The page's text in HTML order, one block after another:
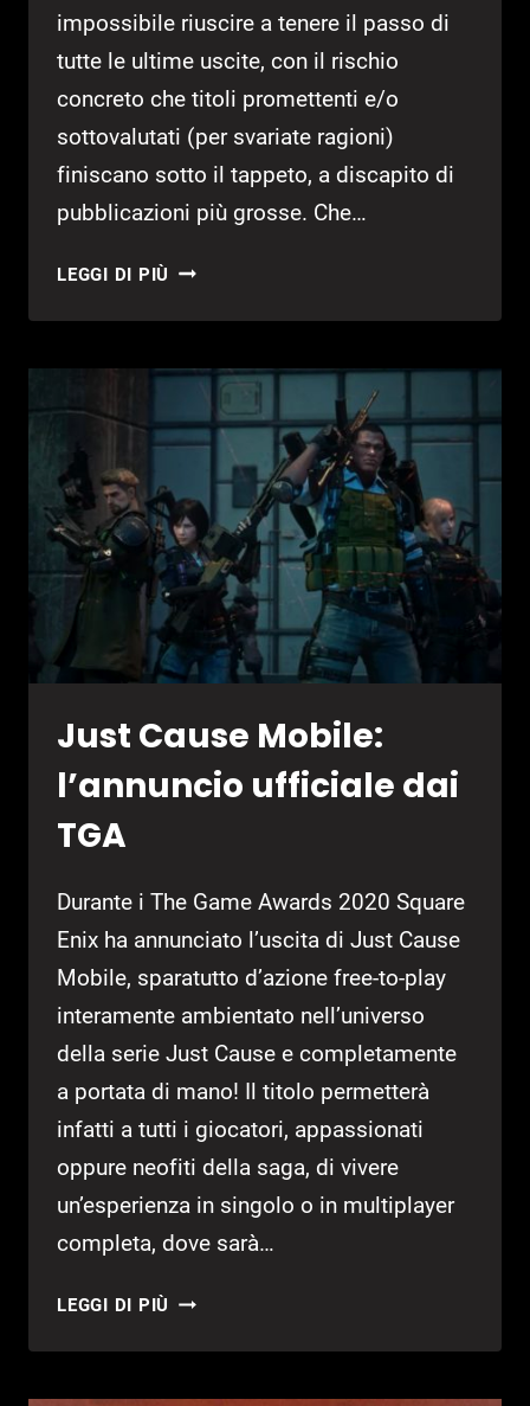
impossibile riuscire a tenere il passo di
tutte le ultime uscite, con il rischio
concreto che titoli promettenti e/o
sottovalutati (per svariate ragioni)
finiscano sotto il tappeto, a discapito di
pubblicazioni più grosse. Che…
LEGGI DI PIÙ 15
OPEN
ANCORA
NON
GIOCATO
Just Cause Mobile:
l’annuncio ufficiale dai
TGA
Durante i The Game Awards 2020 Square
Enix ha annunciato l’uscita di Just Cause
Mobile, sparatutto d’azione free-to-play
interamente ambientato nell’universo
della serie Just Cause e completamente
a portata di mano! Il titolo permetterà
infatti a tutti i giocatori, appassionati
oppure neofiti della saga, di vivere
un’esperienza in singolo o in multiplayer
completa, dove sarà…
LEGGI DI PIÙ JUST